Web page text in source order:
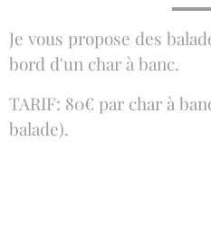
Je vous propose des
bord d'un char à banc.
TARIF: 80€ par char à
balade).